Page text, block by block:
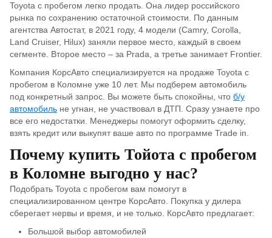
Toyota с пробегом легко продать. Она лидер российского
рынка по сохранению остаточной стоимости. По данным
агентства Автостат, в 2021 году, 4 модели (Camry, Corolla,
Land Cruiser, Hilux) заняли первое место, каждый в своем
сегменте. Второе место – за Prada, а третье занимает Frontier.
Компания КорсАвто специализируется на продаже Toyota с
пробегом в Коломне уже 10 лет. Мы подберем автомобиль
под конкретный запрос. Вы можете быть спокойны, что б/у
автомобиль не угнан, не участвовал в ДТП. Сразу узнаете про
все его недостатки. Менеджеры помогут оформить сделку,
взять кредит или выкупят ваше авто по программе Trade in.
Почему купить Тойота с пробегом
в Коломне выгодно у нас?
Подобрать Toyota с пробегом вам помогут в
специализированном центре КорсАвто. Покупка у дилера
сберегает нервы и время, и не только. КорсАвто предлагает:
Большой выбор автомобилей